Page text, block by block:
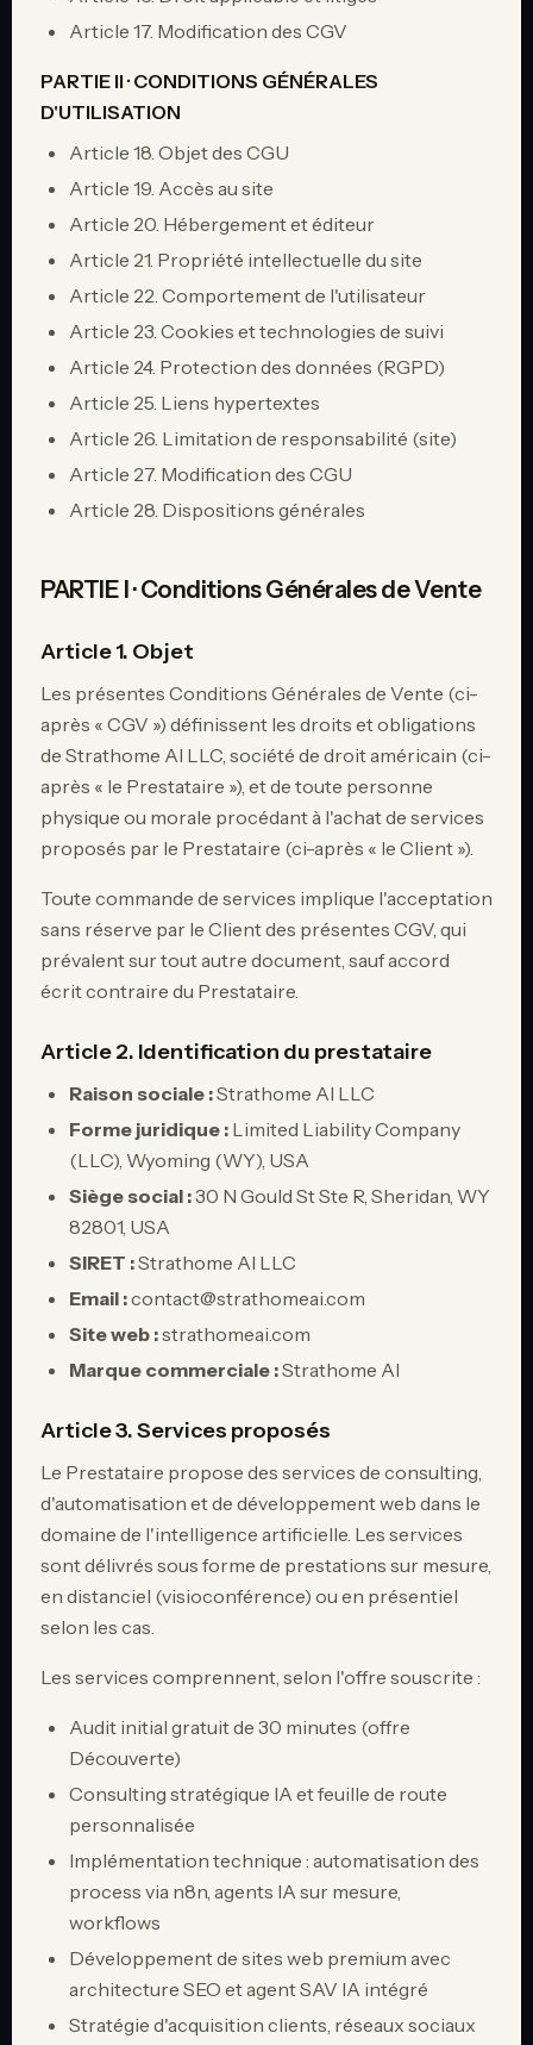
Article 17. Modification des CGV
PARTIE II · CONDITIONS GÉNÉRALES
D'UTILISATION
Article 18. Objet des CGU
Article 19. Accès au site
Article 20. Hébergement et éditeur
Article 21. Propriété intellectuelle du site
Article 22. Comportement de l'utilisateur
Article 23. Cookies et technologies de suivi
Article 24. Protection des données (RGPD)
Article 25. Liens hypertextes
Article 26. Limitation de responsabilité (site)
Article 27. Modification des CGU
Article 28. Dispositions générales
PARTIE I · Conditions Générales de Vente
Article 1. Objet
Les présentes Conditions Générales de Vente (ci-
après « CGV ») définissent les droits et obligations
de Strathome AI LLC, société de droit américain (ci-
après « le Prestataire »), et de toute personne
physique ou morale procédant à l'achat de services
proposés par le Prestataire (ci-après « le Client »).
Toute commande de services implique l'acceptation
sans réserve par le Client des présentes CGV, qui
prévalent sur tout autre document, sauf accord
écrit contraire du Prestataire.
Article 2. Identification du prestataire
Raison sociale :Strathome AI LLC
Forme juridique : Limited Liability Company
(LLC), Wyoming (WY), USA
Siège social :30 N Gould St Ste R, Sheridan, WY
82801, USA
SIRET :Strathome AI LLC
Email :contact@strathomeai.com
Site web :strathomeai.com
Marque commerciale :Strathome AI
Article 3. Services proposés
Le Prestataire propose des services de consulting,
d'automatisation et de développement web dans le
domaine de l'intelligence artificielle. Les services
sont délivrés sous forme de prestations sur mesure,
en distanciel (visioconférence) ou en présentiel
selon les cas.
Les services comprennent, selon l'offre souscrite :
Audit initial gratuit de 30 minutes (offre
Découverte)
Consulting stratégique IA et feuille de route
personnalisée
Implémentation technique : automatisation des
process via n8n, agents IA sur mesure,
workflows
Développement de sites web premium avec
architecture SEO et agent SAV IA intégré
Stratégie d'acquisition clients, réseaux sociaux